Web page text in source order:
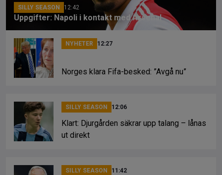
SILLY SEASON 12:42
Uppgifter: Napoli i kontakt med Arsenal
NYHETER 12:27
Norges klara Fifa-besked: ”Avgå nu”
SILLY SEASON 12:06
Klart: Djurgården säkrar upp talang – lånas
ut direkt
SILLY SEASON 11:42